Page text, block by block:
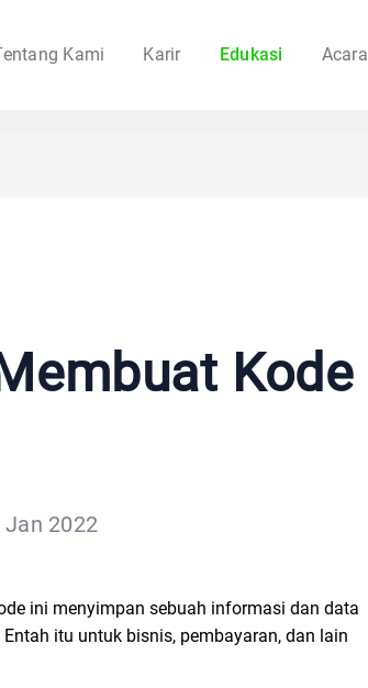
Kami Karir Edukasi Acara
Kode
2022
ini menyimpan sebuah informasi dan data
itu untuk bisnis, pembayaran, dan lain